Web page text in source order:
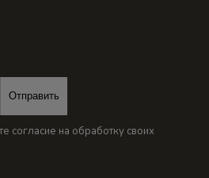
Отправить
согласие на обработку своих